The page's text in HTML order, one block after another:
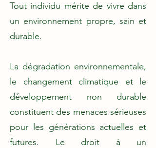
Tout individu mérite de vivre dans
un environnement propre, sain et
durable.
La dégradation environnementale,
le changement climatique et le
développement non durable
constituent des menaces sérieuses
pour les générations actuelles et
futures. Le droit à un